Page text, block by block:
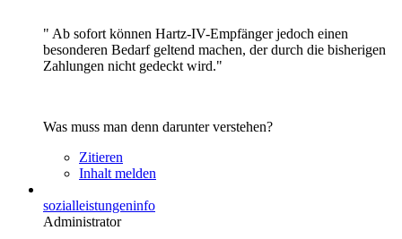
" Ab sofort können Hartz-IV-Empfänger jedoch einen
besonderen Bedarf geltend machen, der durch die bisherigen
Zahlungen nicht gedeckt wird."
Was muss man denn darunter verstehen?
Zitieren
Inhalt melden
sozialleistungeninfo
Administrator